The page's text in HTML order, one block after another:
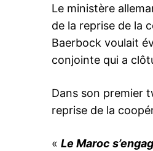
Le ministère
de la reprise de la
Baerbock voulait
conjointe qui a
Dans son premier
reprise de la
« Le Maroc